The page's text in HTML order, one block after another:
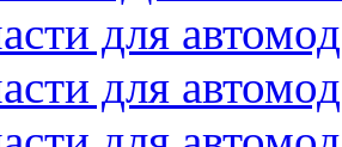
для
для